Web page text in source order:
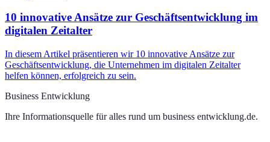
10 innovative Ansätze zur Geschäftsentwicklung im
digitalen Zeitalter
In diesem Artikel präsentieren wir 10 innovative Ansätze zur
Geschäftsentwicklung, die Unternehmen im digitalen Zeitalter
helfen können, erfolgreich zu sein.
Business Entwicklung
Ihre Informationsquelle für alles rund um business entwicklung.de.